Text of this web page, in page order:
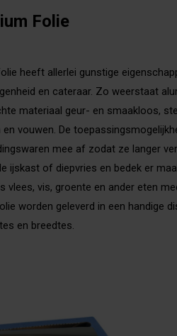
Folie
heeft allerlei gunstige
en cateraar. Zo weerstaat
materiaal geur- en smaakloos,
vouwen. De
mee af zodat ze langer
ijskast of diepvries en bedek er
vlees, vis, groente en ander eten
worden geleverd in een handige
en breedtes.